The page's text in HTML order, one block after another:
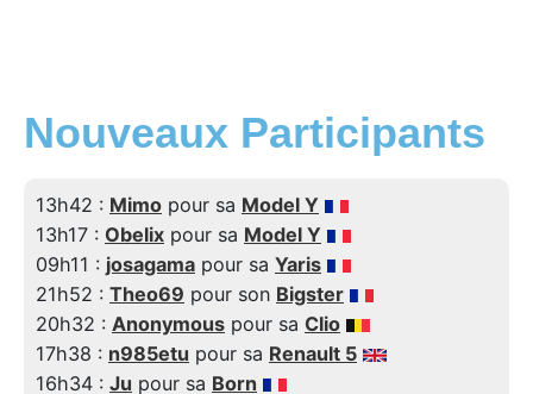
Nouveaux Participants
13h42 : Mimo pour sa Model Y
13h17 : Obelix pour sa Model Y
09h11 : josagama pour sa Yaris
21h52 : Theo69 pour son Bigster
20h32 : Anonymous pour sa Clio
17h38 : n985etu pour sa Renault 5
16h34 : Ju pour sa Born